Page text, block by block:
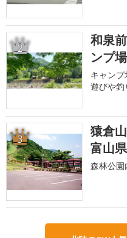
2
和泉
ンプ
キャン
遊びや
3
猿倉
富山県
森林公